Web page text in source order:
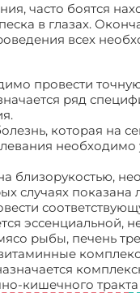
часто боятся
в глазах.
всех
провести
ряд
которая на
близорукостью,
случаях
рыбы, печень
кишечного тракта